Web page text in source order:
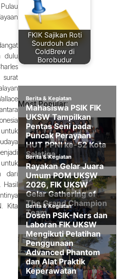
dulu
dari
Hasil
Kita
FKIK Sajikan Roti
Sourdouh dan
ColdBrew di
Borobudur
Most Popular: